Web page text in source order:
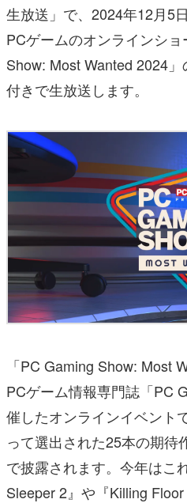
生放送」で、2024年12月5
PCゲームのオンラインシ
Show: Most Wanted 2024
付きで生放送します。
「PC Gaming Show: Most
PCゲーム情報専門誌「PC
催したオンラインイベント
って選出された25本の期待
で披露されます。今年はこ
Sleeper 2』や『Killing